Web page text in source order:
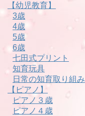
【幼児教育】
3歳
4歳
5歳
6歳
七田式プリント
知育玩具
日常の知育取り組み
【ピアノ】
ピアノ３歳
ピアノ４歳